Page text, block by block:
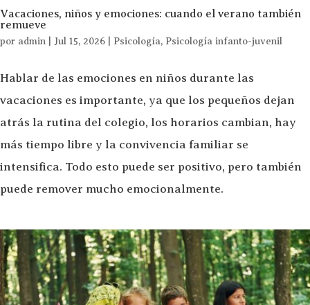
Vacaciones, niños y emociones: cuando el verano también
remueve
por admin Jul 15, 2026 Psicología, Psicología infanto-juvenil
Hablar de las emociones en niños durante las
vacaciones es importante, ya que los pequeños dejan
atrás la rutina del colegio, los horarios cambian, hay
más tiempo libre y la convivencia familiar se
intensifica. Todo esto puede ser positivo, pero también
puede remover mucho emocionalmente.